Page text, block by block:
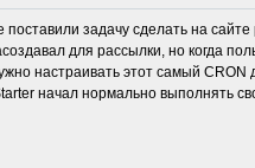
задачу сделать на
для рассылки, но когда
настраивать этот самый CRON
начал нормально выполнять